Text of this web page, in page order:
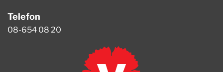
Telefon
08-654 08 20